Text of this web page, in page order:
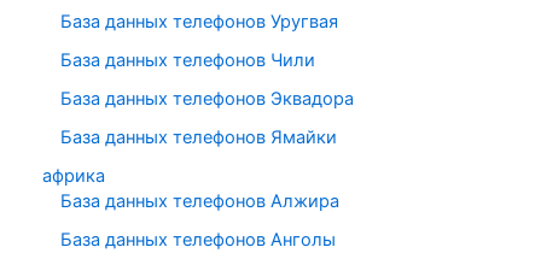
База данных телефонов Уругвая
База данных телефонов Чили
База данных телефонов Эквадора
База данных телефонов Ямайки
африка
База данных телефонов Алжира
База данных телефонов Анголы